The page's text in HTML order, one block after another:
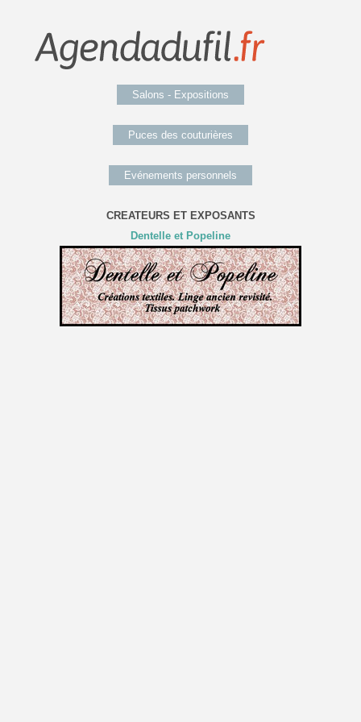
Salons - Expositions
Puces des couturières
Evénements personnels
CREATEURS ET EXPOSANTS
Dentelle et Popeline